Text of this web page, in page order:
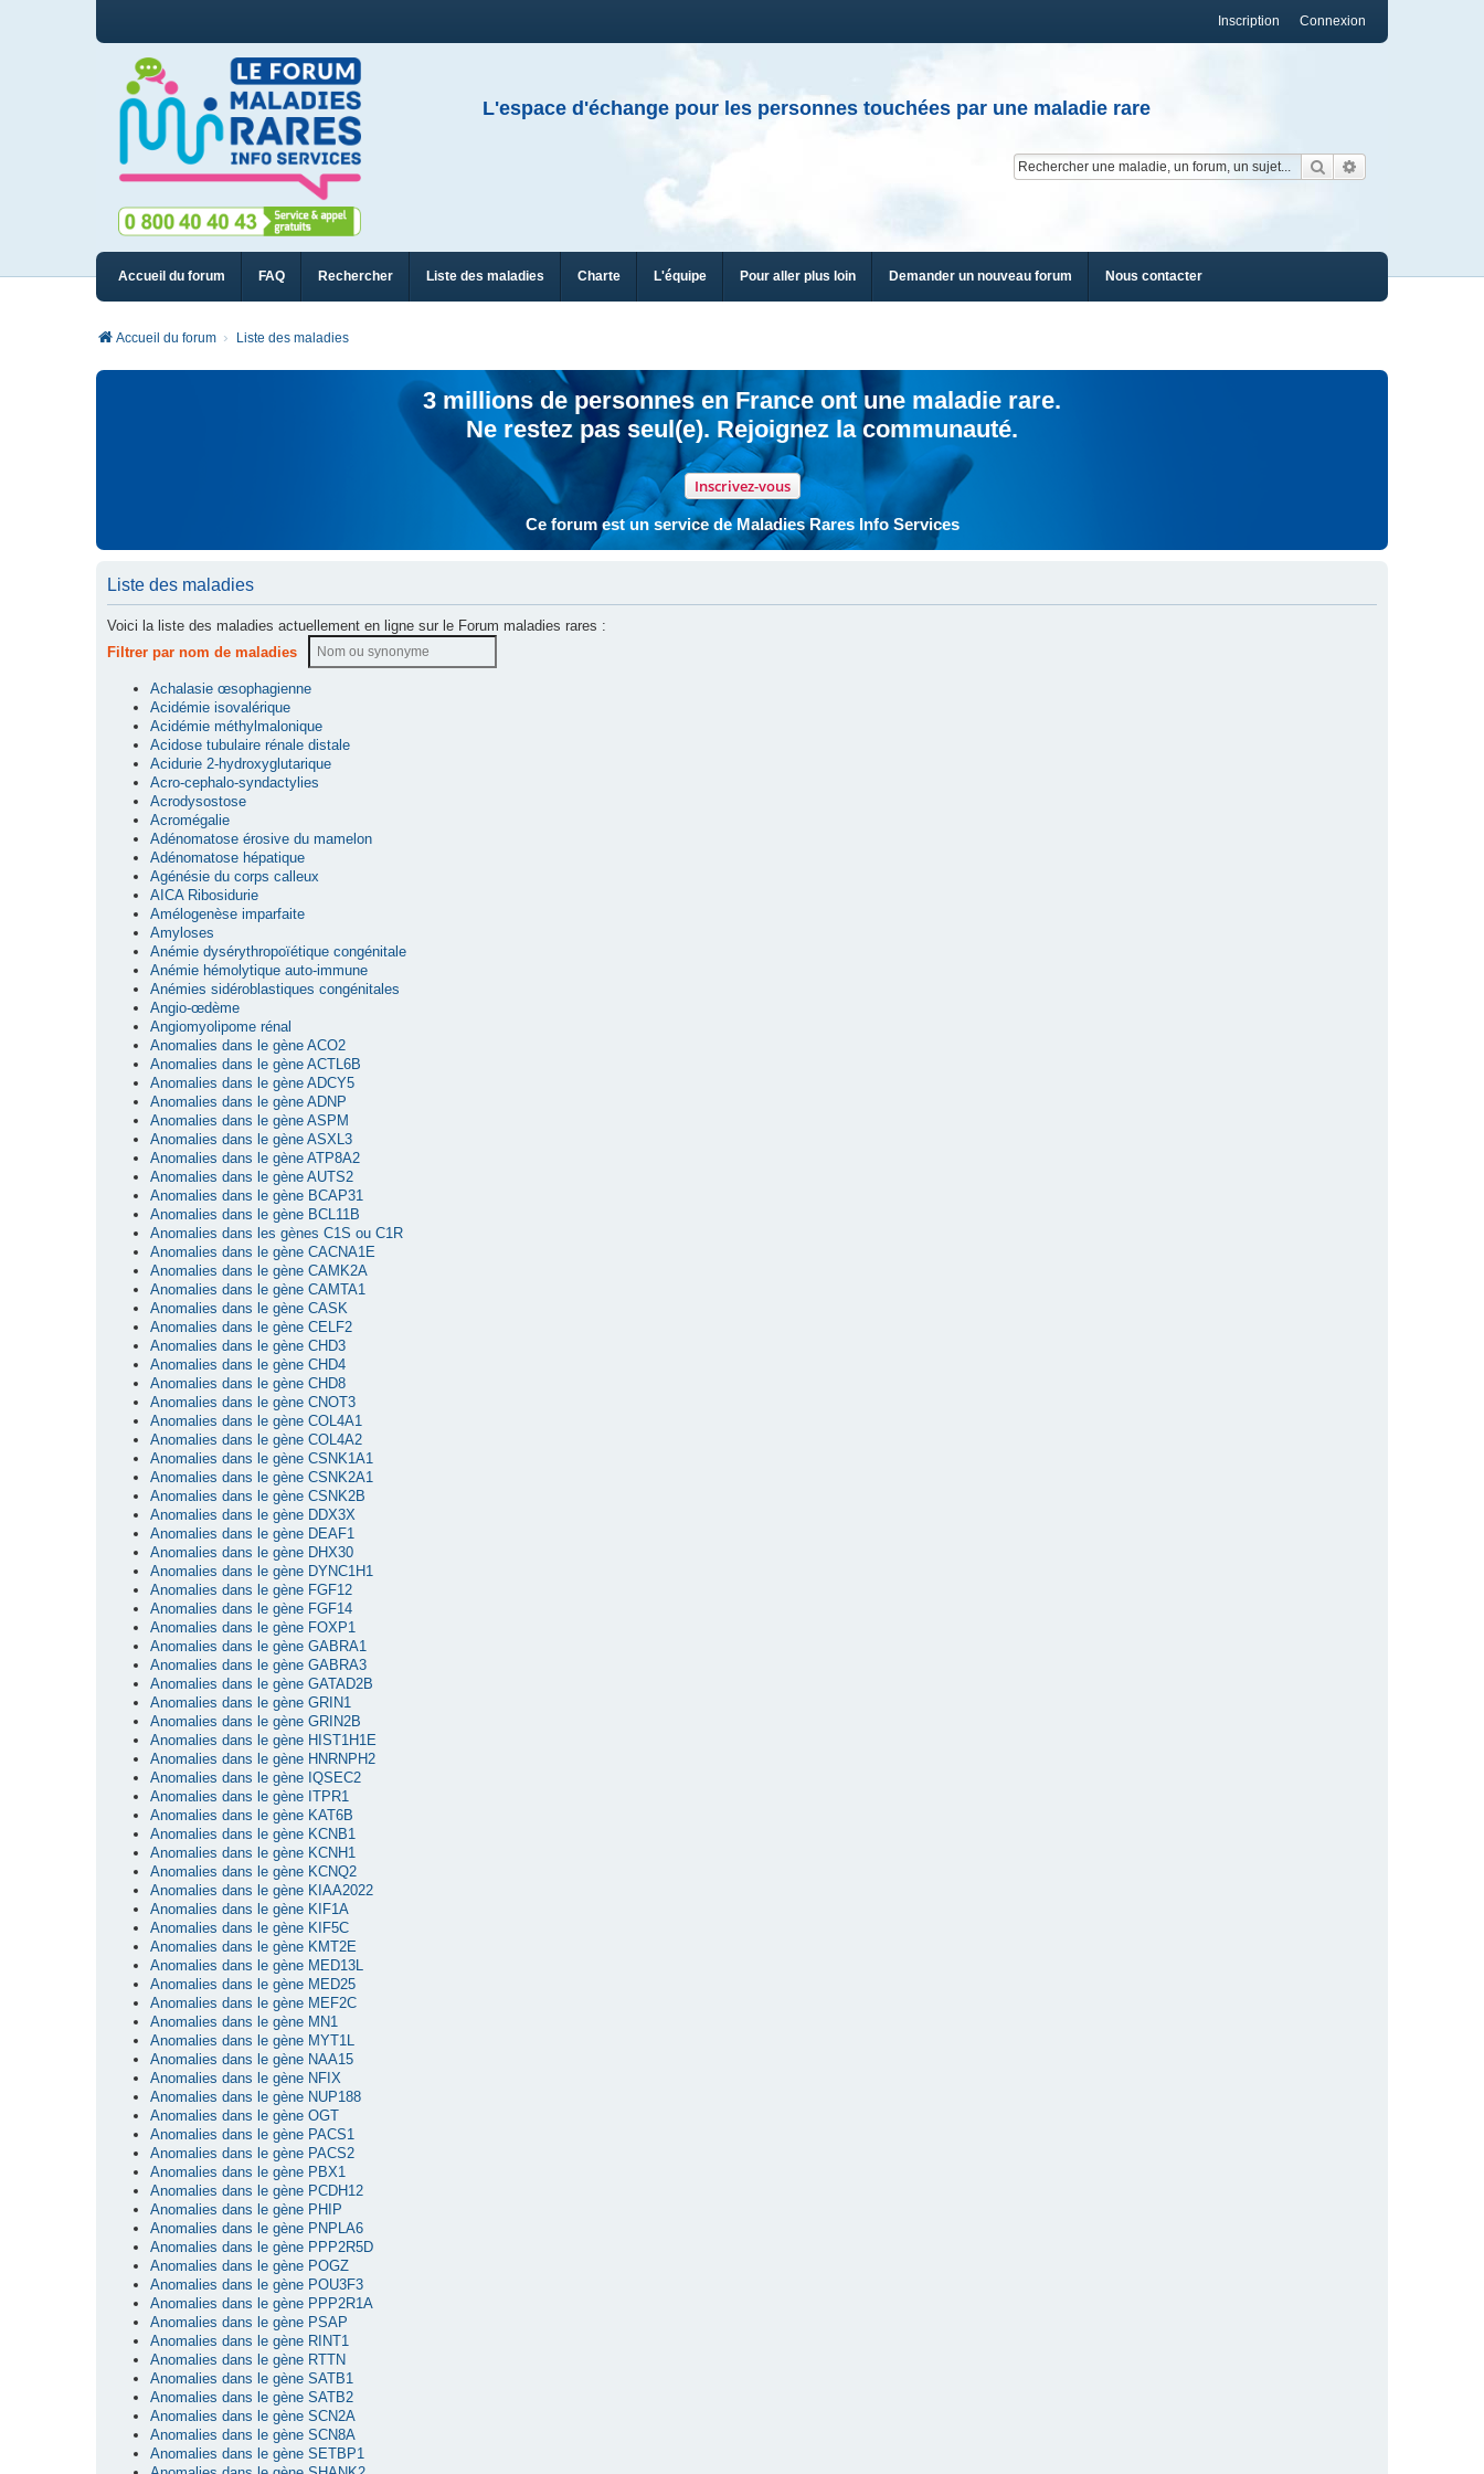
Connexion
Inscription
L'espace d'échange pour les personnes touchées par une maladie rare
Rechercher
Accueil du forum FAQ Rechercher Liste des maladies Charte L'équipe Pour aller plus loin Demander un nouveau forum Nous contacter
Accueil du forum Liste des maladies
3 millions de personnes en France ont une maladie rare.
Ne restez pas seul(e). Rejoignez la communauté.
Inscrivez-vous
Ce forum est un service de Maladies Rares Info Services
Liste des maladies
Voici la liste des maladies actuellement en ligne sur le Forum maladies rares :
Filtrer par nom de maladies
Achalasie œsophagienne
Acidémie isovalérique
Acidémie méthylmalonique
Acidose tubulaire rénale distale
Acidurie 2-hydroxyglutarique
Acro-cephalo-syndactylies
Acrodysostose
Acromégalie
Adénomatose érosive du mamelon
Adénomatose hépatique
Agénésie du corps calleux
AICA Ribosidurie
Amélogenèse imparfaite
Amyloses
Anémie dysérythropoïétique congénitale
Anémie hémolytique auto-immune
Anémies sidéroblastiques congénitales
Angio-œdème
Angiomyolipome rénal
Anomalies dans le gène ACO2
Anomalies dans le gène ACTL6B
Anomalies dans le gène ADCY5
Anomalies dans le gène ADNP
Anomalies dans le gène ASPM
Anomalies dans le gène ASXL3
Anomalies dans le gène ATP8A2
Anomalies dans le gène AUTS2
Anomalies dans le gène BCAP31
Anomalies dans le gène BCL11B
Anomalies dans les gènes C1S ou C1R
Anomalies dans le gène CACNA1E
Anomalies dans le gène CAMK2A
Anomalies dans le gène CAMTA1
Anomalies dans le gène CASK
Anomalies dans le gène CELF2
Anomalies dans le gène CHD3
Anomalies dans le gène CHD4
Anomalies dans le gène CHD8
Anomalies dans le gène CNOT3
Anomalies dans le gène COL4A1
Anomalies dans le gène COL4A2
Anomalies dans le gène CSNK1A1
Anomalies dans le gène CSNK2A1
Anomalies dans le gène CSNK2B
Anomalies dans le gène DDX3X
Anomalies dans le gène DEAF1
Anomalies dans le gène DHX30
Anomalies dans le gène DYNC1H1
Anomalies dans le gène FGF12
Anomalies dans le gène FGF14
Anomalies dans le gène FOXP1
Anomalies dans le gène GABRA1
Anomalies dans le gène GABRA3
Anomalies dans le gène GATAD2B
Anomalies dans le gène GRIN1
Anomalies dans le gène GRIN2B
Anomalies dans le gène HIST1H1E
Anomalies dans le gène HNRNPH2
Anomalies dans le gène IQSEC2
Anomalies dans le gène ITPR1
Anomalies dans le gène KAT6B
Anomalies dans le gène KCNB1
Anomalies dans le gène KCNH1
Anomalies dans le gène KCNQ2
Anomalies dans le gène KIAA2022
Anomalies dans le gène KIF1A
Anomalies dans le gène KIF5C
Anomalies dans le gène KMT2E
Anomalies dans le gène MED13L
Anomalies dans le gène MED25
Anomalies dans le gène MEF2C
Anomalies dans le gène MN1
Anomalies dans le gène MYT1L
Anomalies dans le gène NAA15
Anomalies dans le gène NFIX
Anomalies dans le gène NUP188
Anomalies dans le gène OGT
Anomalies dans le gène PACS1
Anomalies dans le gène PACS2
Anomalies dans le gène PBX1
Anomalies dans le gène PCDH12
Anomalies dans le gène PHIP
Anomalies dans le gène PNPLA6
Anomalies dans le gène PPP2R5D
Anomalies dans le gène POGZ
Anomalies dans le gène POU3F3
Anomalies dans le gène PPP2R1A
Anomalies dans le gène PSAP
Anomalies dans le gène RINT1
Anomalies dans le gène RTTN
Anomalies dans le gène SATB1
Anomalies dans le gène SATB2
Anomalies dans le gène SCN2A
Anomalies dans le gène SCN8A
Anomalies dans le gène SETBP1